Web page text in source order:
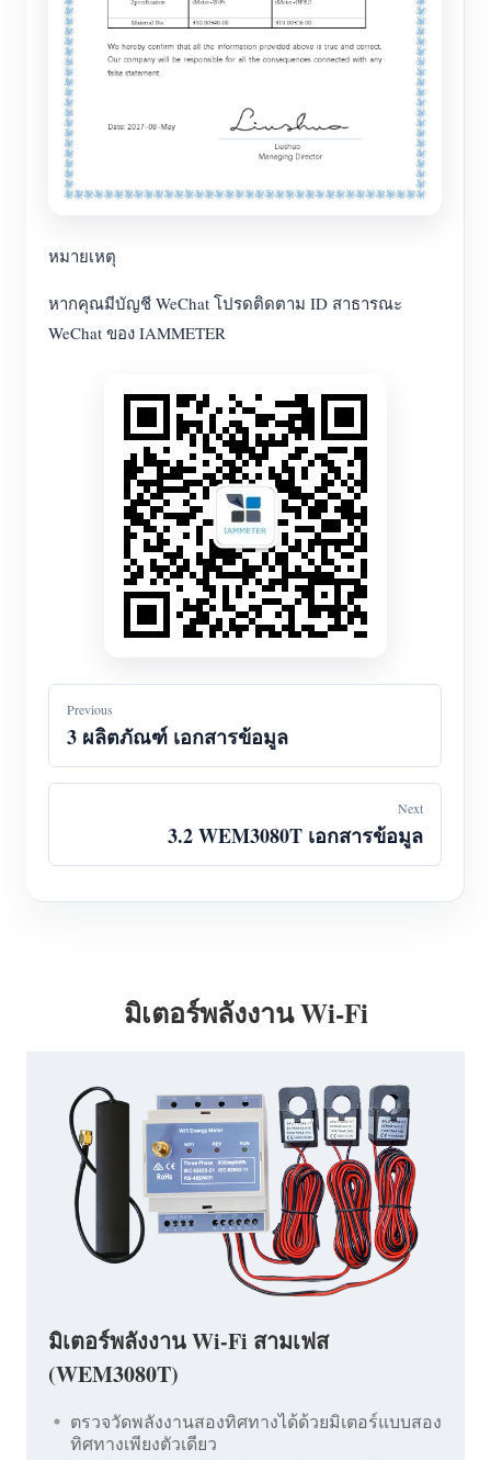
หมายเหตุ
หากคุณมีบัญชี WeChat โปรดติดตาม ID สาธารณะ
WeChat ของ IAMMETER
Previous
3 ผลิตภัณฑ์ เอกสารข้อมูล
Next
3.2 WEM3080T เอกสารข้อมูล
มิเตอร์พลังงาน Wi-Fi
มิเตอร์พลังงาน Wi-Fi สามเฟส
(WEM3080T)
ตรวจวัดพลังงานสองทิศทางได้ด้วยมิเตอร์แบบสอง
ทิศทางเพียงตัวเดียว